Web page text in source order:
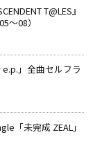
T@LES』
～08）
」全曲セルフラ
「未完成 ZEAL」